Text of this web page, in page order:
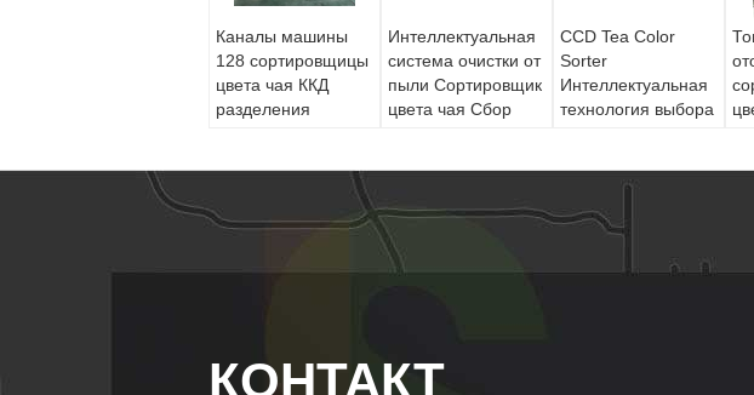
Каналы машины
128 сортировщицы
цвета чая ККД
разделения
Интеллектуальная
система очистки от
пыли Сортировщик
цвета чая Сбор
CCD Tea Color
Sorter
Интеллектуальная
технология выбора
КОНТАКТ